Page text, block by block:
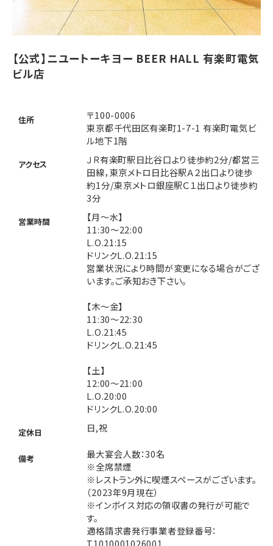
【公式】ニユートーキヨー BEER HALL 有楽町電気
ビル店
住所
〒100-0006
東京都千代田区有楽町1-7-1 有楽町電気ビ
ル地下1階
アクセス
ＪＲ有楽町駅日比谷口より徒歩約2分/都営三
田線，東京メトロ日比谷駅Ａ２出口より徒歩
約1分/東京メトロ銀座駅Ｃ１出口より徒歩約
3分
営業時間
【月～水】
11:30～22:00
L.O.21:15
ドリンクL.O.21:15
営業状況により時間が変更になる場合がござ
います。ご承知おき下さい。
【木～金】
11:30～22:30
L.O.21:45
ドリンクL.O.21:45
【土】
12:00～21:00
L.O.20:00
ドリンクL.O.20:00
定休日 日,祝
備考
最大宴会人数：30名
※全席禁煙
※レストラン外に喫煙スペースがございます。
（2023年9月現在）
※インボイス対応の領収書の発行が可能で
す。
適格請求書発行事業者登録番号：
T1010001026001